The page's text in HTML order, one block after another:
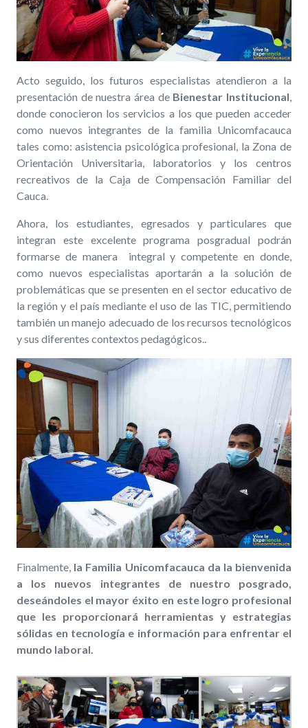
Acto seguido, los futuros especialistas atendieron a la
presentación de nuestra área de Bienestar Institucional,
donde conocieron los servicios a los que pueden acceder
como nuevos integrantes de la familia Unicomfacauca
tales como: asistencia psicológica profesional, la Zona de
Orientación Universitaria, laboratorios y los centros
recreativos de la Caja de Compensación Familiar del
Cauca.
Ahora, los estudiantes, egresados y particulares que
integran este excelente programa posgradual podrán
formarse de manera integral y competente en donde,
como nuevos especialistas aportarán a la solución de
problemáticas que se presenten en el sector educativo de
la región y el país mediante el uso de las TIC, permitiendo
también un manejo adecuado de los recursos tecnológicos
y sus diferentes contextos pedagógicos..
Finalmente, la Familia Unicomfacauca da la bienvenida
a los nuevos integrantes de nuestro posgrado,
deseándoles el mayor éxito en este logro profesional
que les proporcionará herramientas y estrategias
sólidas en tecnología e información para enfrentar el
mundo laboral.